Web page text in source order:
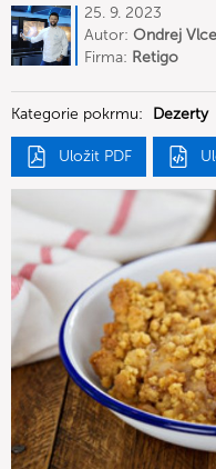
25. 9. 2023
Autor: Ondrej
Firma: Retigo
Kategorie pokrmu: Dezerty
Uložit PDF